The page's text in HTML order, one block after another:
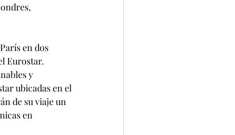
en dos
Eurostar.
y
ubicadas en el
de su viaje un
en